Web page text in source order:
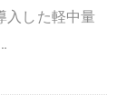
入した軽中量